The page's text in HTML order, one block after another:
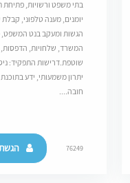
בתי משפט ורשויות, פתיחת
יומנים, מענה טלפוני,
הגשות ומעקב בנט המשפט,
המשרד, שלחויות, הדפסות,
שוטפת.דרישות התפקיד:
יתרון משמעותי, ידע
חובה....
76249